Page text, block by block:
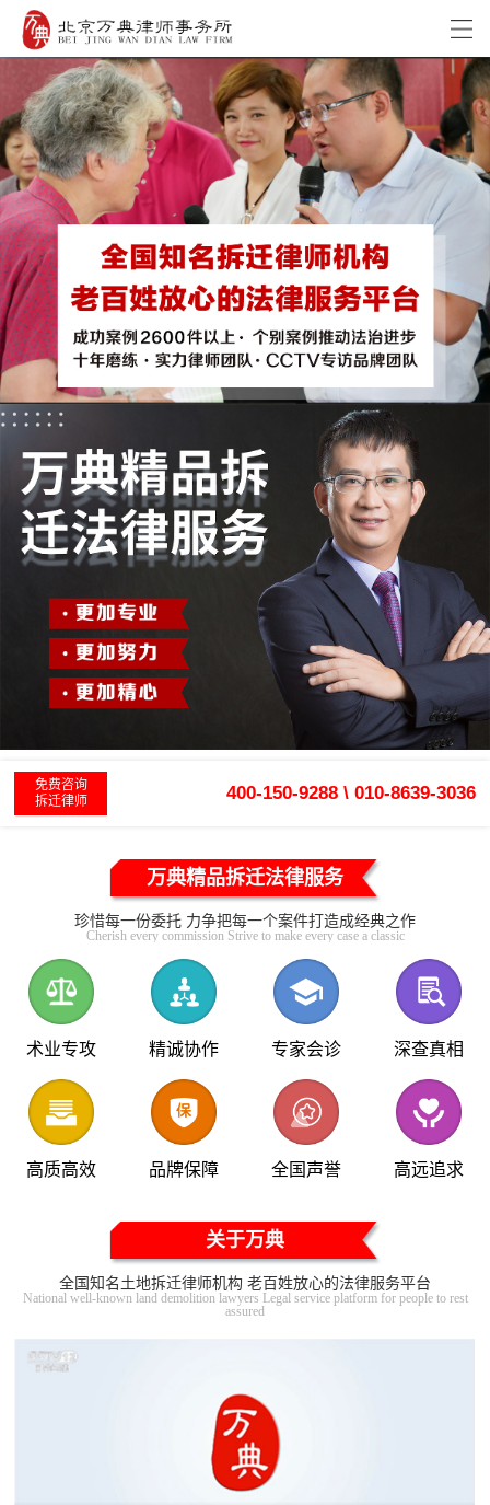
免费咨询
拆迁律师
400-150-9288 \ 010-8639-3036
万典精品拆迁法律服务
珍惜每一份委托 力争把每一个案件打造成经典之作
Cherish every commission Strive to make every case a classic
术业专攻 精诚协作 专家会诊 深查真相
高质高效 品牌保障 全国声誉 高远追求
关于万典
全国知名土地拆迁律师机构 老百姓放心的法律服务平台
National well-known land demolition lawyers Legal service platform for people to rest
assured